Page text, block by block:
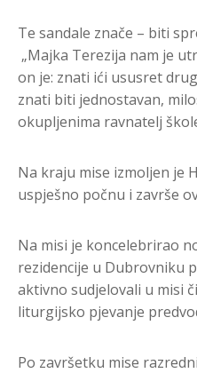
Te sandale znače – biti
„Majka Terezija nam je
on je: znati ići ususret
znati biti jednostavan,
okupljenima ravnatelj
Na kraju mise izmoljen je
uspješno počnu i završe
Na misi je koncelebrirao
rezidencije u Dubrovniku
aktivno sudjelovali u misi
liturgijsko pjevanje
Po završetku mise